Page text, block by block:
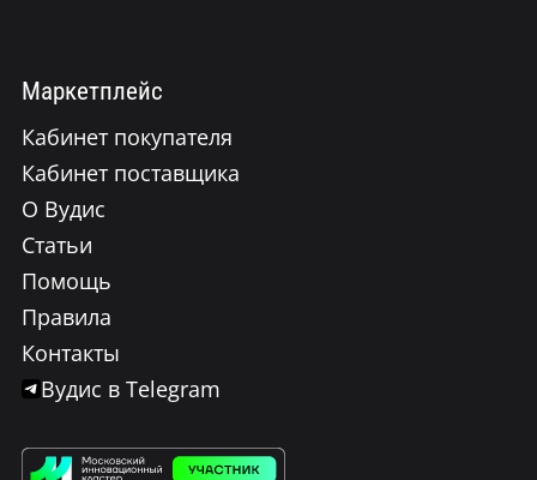
Маркетплейс
Кабинет покупателя
Кабинет поставщика
О Вудис
Статьи
Помощь
Правила
Контакты
Вудис в Telegram